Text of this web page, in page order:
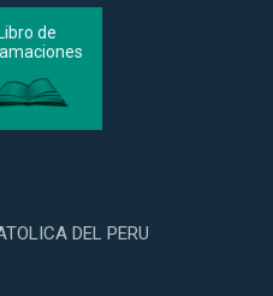
Libro de
DEL PERU